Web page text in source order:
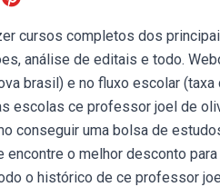
cursos completos dos
análise de editais e todo.
brasil) e no fluxo escolar
escolas ce professor joel de
conseguir uma bolsa de
encontre o melhor desconto
o histórico de ce professor